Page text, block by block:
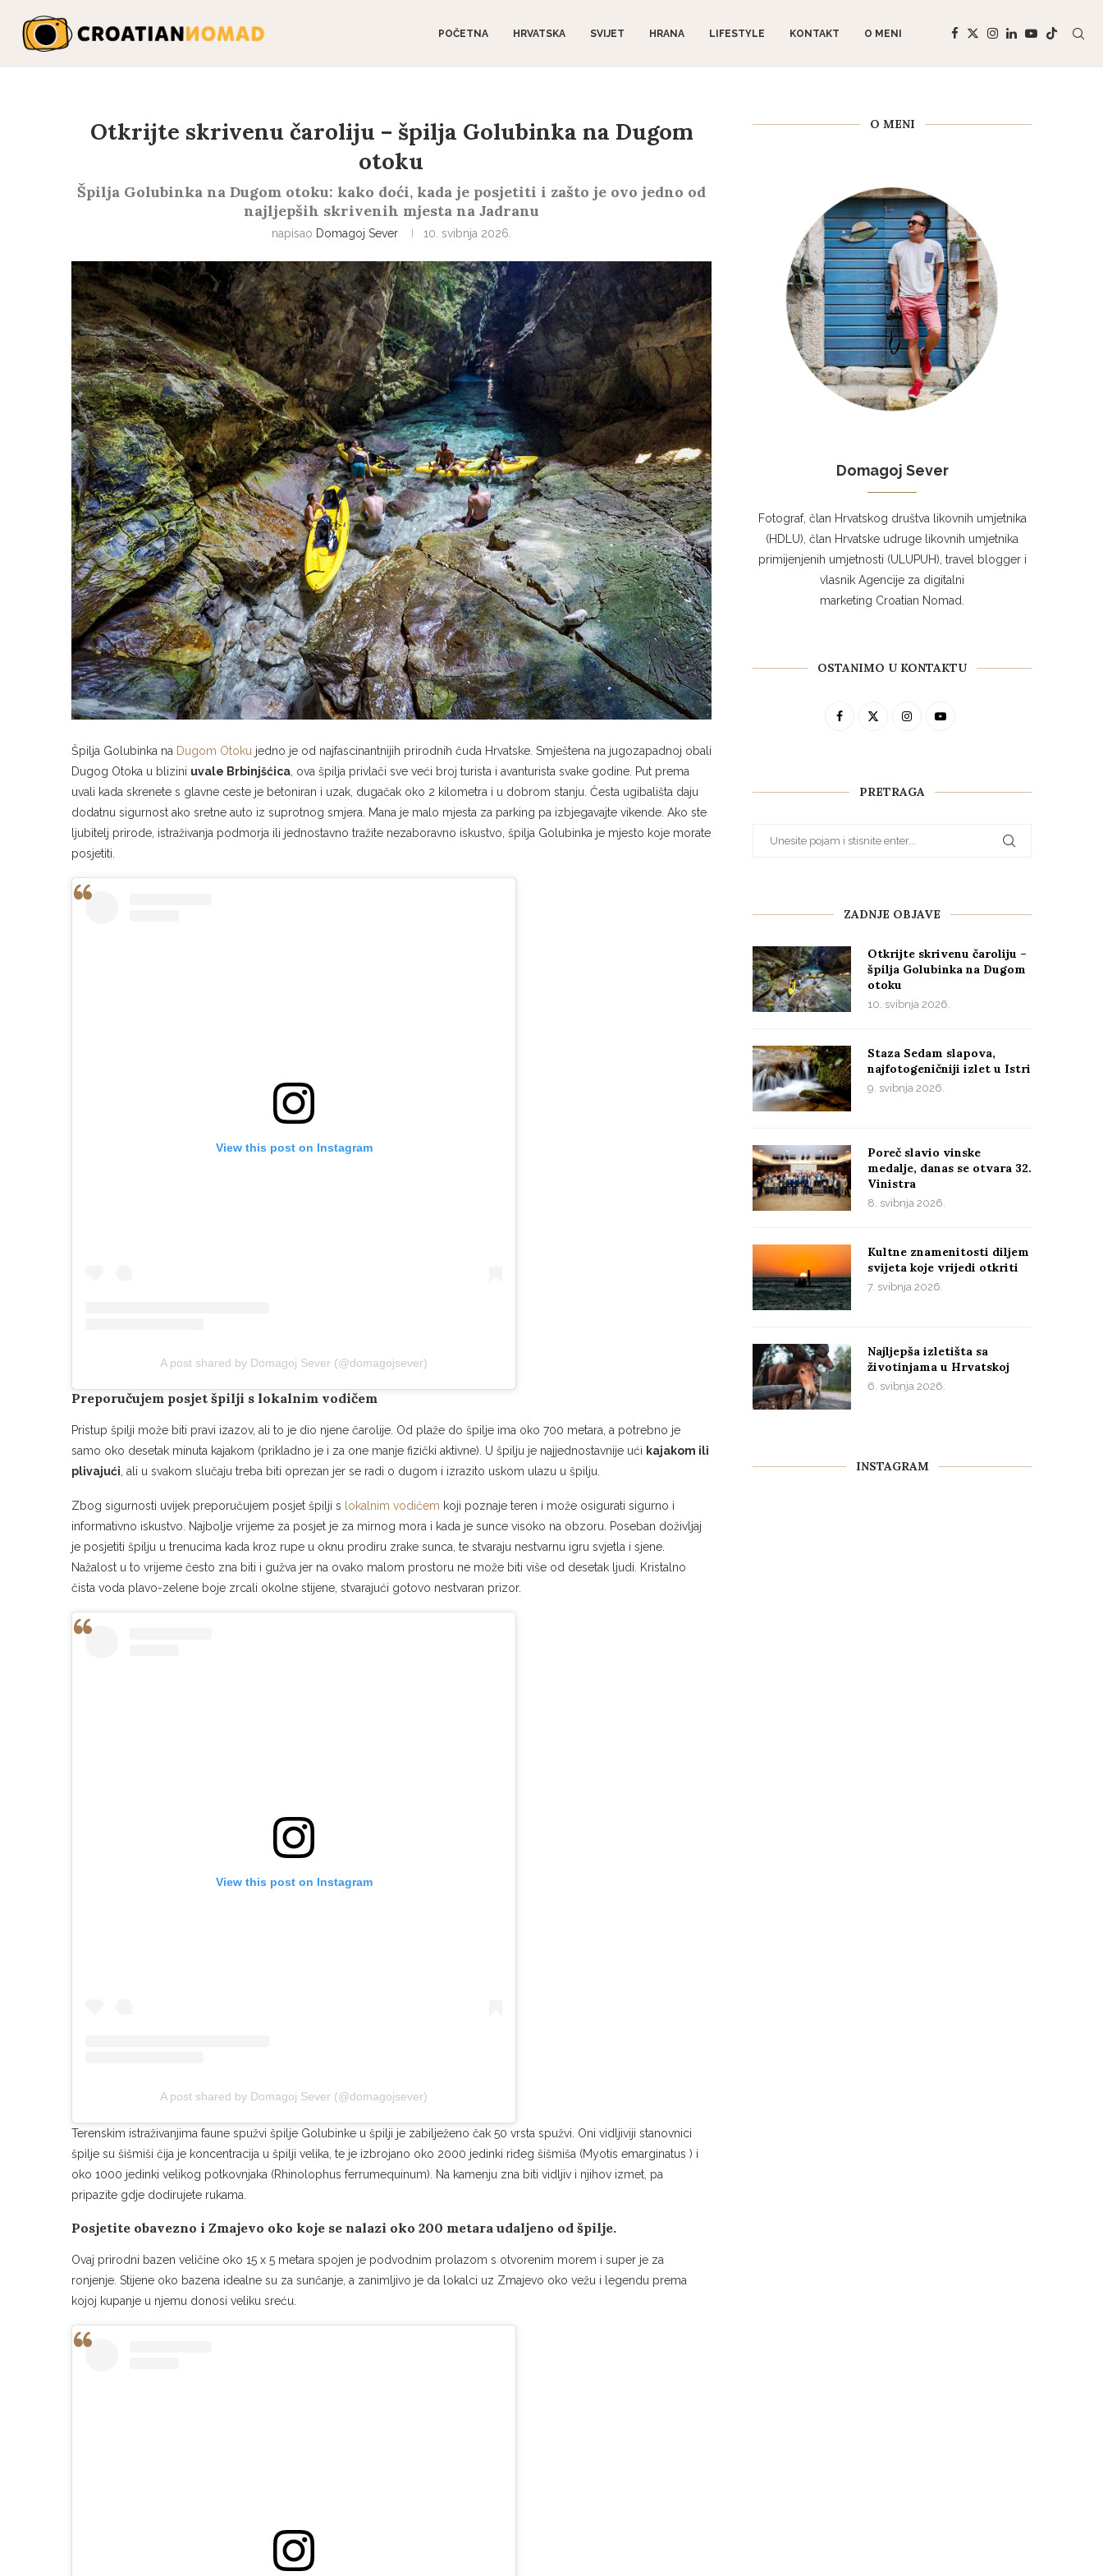
POČETNA HRVATSKA SVIJET HRANA LIFESTYLE KONTAKT O MENI
Otkrijte skrivenu čaroliju – špilja Golubinka na Dugom
otoku
Špilja Golubinka na Dugom otoku: kako doći, kada je posjetiti i zašto je ovo jedno od
najljepših skrivenih mjesta na Jadranu
napisao Domagoj Sever 10. svibnja 2026.
Špilja Golubinka na Dugom Otoku jedno je od najfascinantnijih prirodnih čuda Hrvatske. Smještena na jugozapadnoj obali
Dugog Otoka u blizini uvale Brbinjšćica , ova špilja privlači sve veći broj turista i avanturista svake godine. Put prema
uvali kada skrenete s glavne ceste je betoniran i uzak, dugačak oko 2 kilometra i u dobrom stanju. Česta ugibališta daju
dodatnu sigurnost ako sretne auto iz suprotnog smjera. Mana je malo mjesta za parking pa izbjegavajte vikende. Ako ste
ljubitelj prirode, istraživanja podmorja ili jednostavno tražite nezaboravno iskustvo, špilja Golubinka je mjesto koje morate
posjetiti.
View this post on Instagram
A post shared by Domagoj Sever (@domagojsever)
Preporučujem posjet špilji s lokalnim vodičem
Pristup špilji može biti pravi izazov, ali to je dio njene čarolije. Od plaže do špilje ima oko 700 metara, a potrebno je
samo oko desetak minuta kajakom (prikladno je i za one manje fizički aktivne). U špilju je najjednostavnije ući kajakom ili
plivajući , ali u svakom slučaju treba biti oprezan jer se radi o dugom i izrazito uskom ulazu u špilju.
Zbog sigurnosti uvijek preporučujem posjet špilji s lokalnim vodičem koji poznaje teren i može osigurati sigurno i
informativno iskustvo. Najbolje vrijeme za posjet je za mirnog mora i kada je sunce visoko na obzoru. Poseban doživljaj
je posjetiti špilju u trenucima kada kroz rupe u oknu prodiru zrake sunca, te stvaraju nestvarnu igru svjetla i sjene.
Nažalost u to vrijeme često zna biti i gužva jer na ovako malom prostoru ne može biti više od desetak ljudi. Kristalno
čista voda plavo-zelene boje zrcali okolne stijene, stvarajući gotovo nestvaran prizor.
View this post on Instagram
A post shared by Domagoj Sever (@domagojsever)
Terenskim istraživanjima faune spužvi špilje Golubinke u špilji je zabilježeno čak 50 vrsta spužvi. Oni vidljiviji stanovnici
špilje su šišmiši čija je koncentracija u špilji velika, te je izbrojano oko 2000 jedinki riđeg šišmiša (Myotis emarginatus ) i
oko 1000 jedinki velikog potkovnjaka (Rhinolophus ferrumequinum). Na kamenju zna biti vidljiv i njihov izmet, pa
pripazite gdje dodirujete rukama.
Posjetite obavezno i Zmajevo oko koje se nalazi oko 200 metara udaljeno od špilje.
Ovaj prirodni bazen veličine oko 15 x 5 metara spojen je podvodnim prolazom s otvorenim morem i super je za
ronjenje. Stijene oko bazena idealne su za sunčanje, a zanimljivo je da lokalci uz Zmajevo oko vežu i legendu prema
kojoj kupanje u njemu donosi veliku sreću.
O MENI
Domagoj Sever
Fotograf, član Hrvatskog društva likovnih umjetnika
(HDLU), član Hrvatske udruge likovnih umjetnika
primijenjenih umjetnosti (ULUPUH), travel blogger i
vlasnik Agencije za digitalni
marketing Croatian Nomad.
OSTANIMO U KONTAKTU
PRETRAGA
ZADNJE OBJAVE
Otkrijte skrivenu čaroliju –
špilja Golubinka na Dugom
otoku
10. svibnja 2026.
Staza Sedam slapova,
najfotogeničniji izlet u Istri
9. svibnja 2026.
Poreč slavio vinske
medalje, danas se otvara 32.
Vinistra
8. svibnja 2026.
Kultne znamenitosti diljem
svijeta koje vrijedi otkriti
7. svibnja 2026.
Najljepša izletišta sa
životinjama u Hrvatskoj
6. svibnja 2026.
INSTAGRAM